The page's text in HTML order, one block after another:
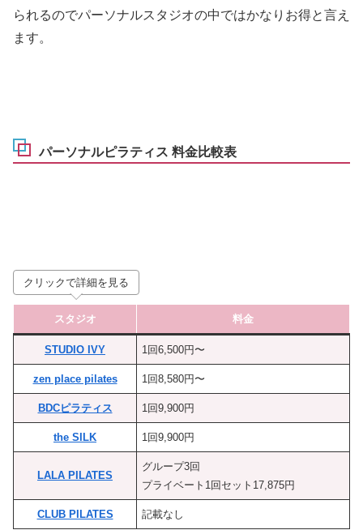
られるのでパーソナルスタジオの中ではかなりお得と言え
ます。
パーソナルピラティス 料金比較表
クリックで詳細を見る
スタジオ 料金
STUDIO IVY 1回6,500円〜
zen place pilates 1回8,580円〜
BDCピラティス 1回9,900円
the SILK 1回9,900円
LALA PILATES
グループ3回
プライベート1回セット17,875円
CLUB PILATES 記載なし